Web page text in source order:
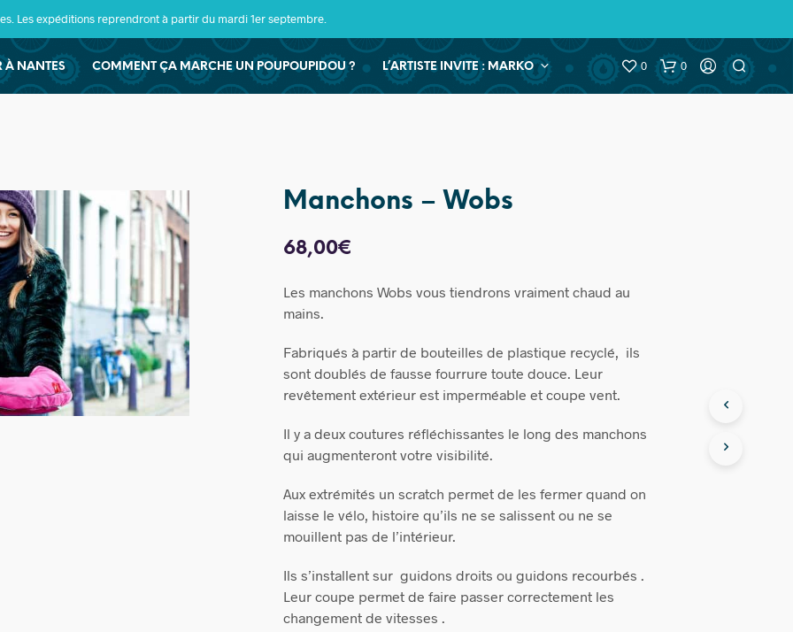
Les expéditions reprendront à partir du mardi 1er septembre.
À NANTES COMMENT ÇA MARCHE UN POUPOUPIDOU ? L’ARTISTE INVITE : MARKO 0 0
Manchons – Wobs
68,00€
Les manchons Wobs vous tiendrons vraiment chaud au
mains.
Fabriqués à partir de bouteilles de plastique recyclé, ils
sont doublés de fausse fourrure toute douce. Leur
revêtement extérieur est imperméable et coupe vent.
Il y a deux coutures réfléchissantes le long des manchons
qui augmenteront votre visibilité.
Aux extrémités un scratch permet de les fermer quand on
laisse le vélo, histoire qu’ils ne se salissent ou ne se
mouillent pas de l’intérieur.
Ils s’installent sur guidons droits ou guidons recourbés .
Leur coupe permet de faire passer correctement les
changement de vitesses .